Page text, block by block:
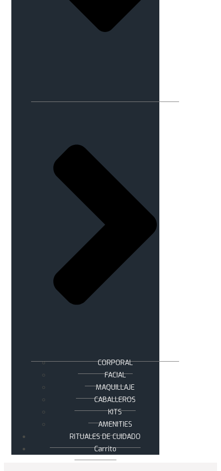
CORPORAL
FACIAL
MAQUILLAJE
CABALLEROS
KITS
AMENITIES
RITUALES DE CUIDADO
Carrito